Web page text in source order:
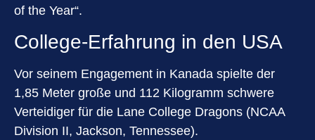
of the Year“.
College-Erfahrung in den USA
Vor seinem Engagement in Kanada spielte der
1,85 Meter große und 112 Kilogramm schwere
Verteidiger für die Lane College Dragons (NCAA
Division II, Jackson, Tennessee).